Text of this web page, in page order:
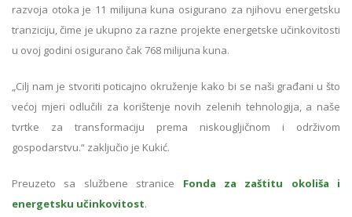
razvoja otoka je 11 milijuna kuna osigurano za njihovu energetsku
tranziciju, čime je ukupno za razne projekte energetske učinkovitosti
u ovoj godini osigurano čak 768 milijuna kuna.
„Cilj nam je stvoriti poticajno okruženje kako bi se naši građani u što
većoj mjeri odlučili za korištenje novih zelenih tehnologija, a naše
tvrtke za transformaciju prema niskougljičnom i održivom
gospodarstvu.“ zaključio je Kukić.
Preuzeto sa službene stranice Fonda za zaštitu okoliša i
energetsku učinkovitost.